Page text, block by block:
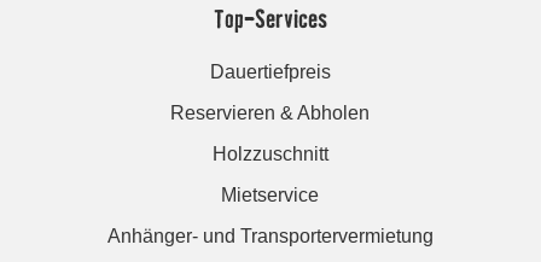
Top-Services
Dauertiefpreis
Reservieren & Abholen
Holzzuschnitt
Mietservice
Anhänger- und Transportervermietung